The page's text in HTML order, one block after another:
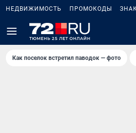
НЕДВИЖИМОСТЬ ПРОМОКОДЫ
Как поселок встретил паводок — фото